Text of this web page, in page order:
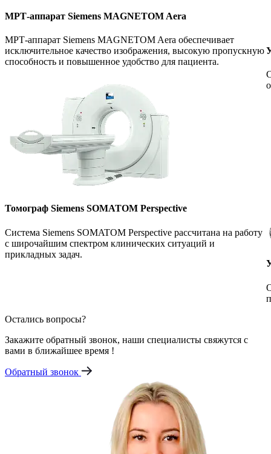
МРТ-аппарат Siemens MAGNETOM Aera
МРТ-аппарат Siemens MAGNETOM Aera обеспечивает
исключительное качество изображения, высокую пропускную
способность и повышенное удобство для пациента.
Томограф Siemens SOMATOM Perspective
Система Siemens SOMATOM Perspective рассчитана на работу
с широчайшим спектром клинических ситуаций и
прикладных задач.
Остались вопросы?
Закажите обратный звонок, наши специалисты свяжутся с
вами в ближайшее время !
Обратный звонок